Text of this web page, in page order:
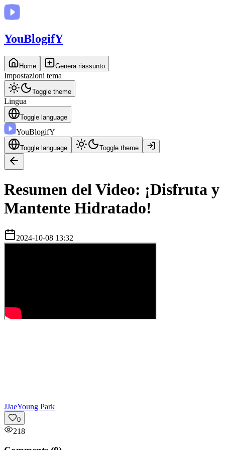
YouBlogifY
Home Genera riassunto
Impostazioni tema
Toggle theme
Lingua
Toggle language
YouBlogifY
Toggle language Toggle theme
Resumen del Video: ¡Disfruta y
Mantente Hidratado!
2024-10-08 13:32
JJaeYoung Park
0
218